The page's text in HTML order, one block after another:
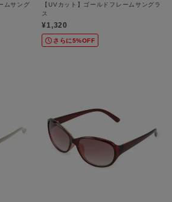
ムサング
【UVカット】ゴールドフレームサングラ
ス
¥1,320
さらに5%OFF